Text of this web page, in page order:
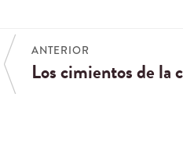
ANTERIOR
Los cimientos de la